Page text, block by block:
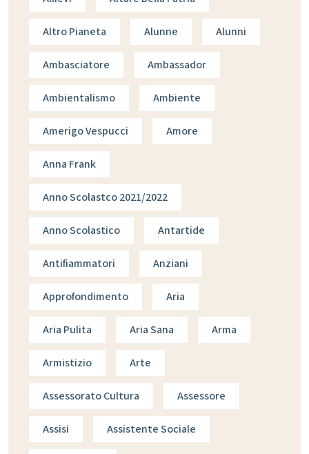
Altro Pianeta Alunne Alunni
Ambasciatore Ambassador
Ambientalismo Ambiente
Amerigo Vespucci Amore
Anna Frank
Anno Scolastco 2021/2022
Anno Scolastico Antartide
Antifiammatori Anziani
Approfondimento Aria
Aria Pulita Aria Sana Arma
Armistizio Arte
Assessorato Cultura Assessore
Assisi Assistente Sociale